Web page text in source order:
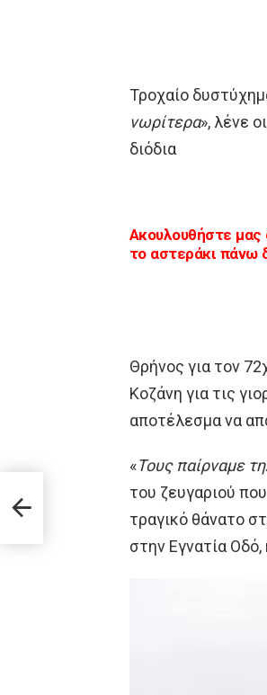
Τροχαίο
νωρίτερα», λένε
διόδια
Ακουλουθήστε
το αστεράκι πάνω
Θρήνος για τον
Κοζάνη για τις
αποτέλεσμα να
«Τους παίρναμε
του ζευγαριού
τραγικό θάνατο
στην Εγνατία